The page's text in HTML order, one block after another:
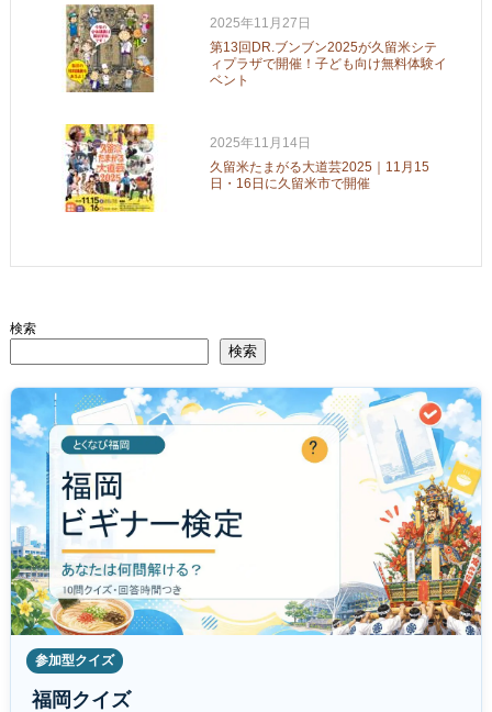
2025年11月27日
第13回DR.ブンブン2025が久留米シテ
ィプラザで開催！子ども向け無料体験イ
ベント
2025年11月14日
久留米たまがる大道芸2025｜11月15
日・16日に久留米市で開催
検索
検索
参加型クイズ
福岡クイズ